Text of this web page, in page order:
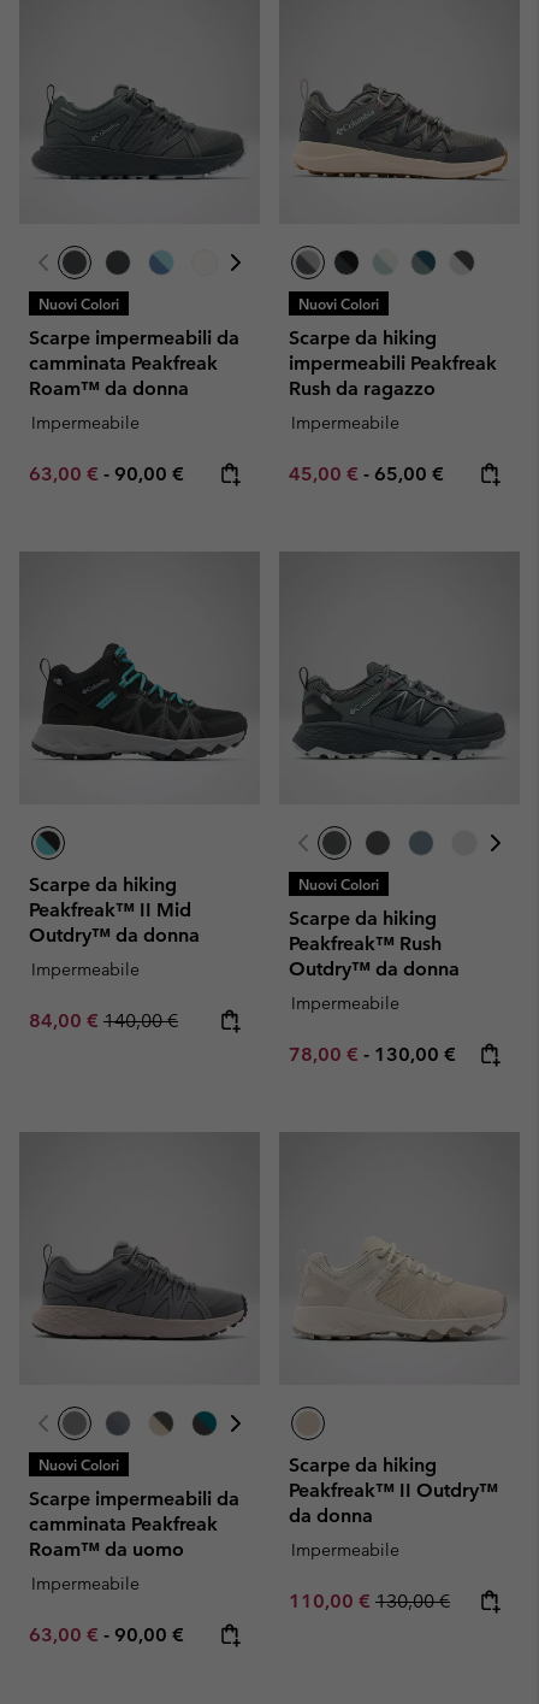
Nuovi Colori
Scarpe impermeabili da
camminata Peakfreak
Roam™ da donna
Impermeabile
Minimum sale price:
63,00 € - Maximum price:
90,00 €
Nuovi Colori
Scarpe da hiking
impermeabili Peakfreak
Rush da ragazzo
Impermeabile
Minimum sale price:
45,00 € - Maximum price:
65,00 €
Scarpe da hiking
Peakfreak™ II Mid
Outdry™ da donna
Impermeabile
Sale price:
84,00 € Regular price:
140,00 €
Nuovi Colori
Scarpe da hiking
Peakfreak™ Rush
Outdry™ da donna
Impermeabile
Minimum sale price:
78,00 € - Maximum price:
130,00 €
Nuovi Colori
Scarpe impermeabili da
camminata Peakfreak
Roam™ da uomo
Impermeabile
Minimum sale price:
63,00 € - Maximum price:
90,00 €
Scarpe da hiking
Peakfreak™ II Outdry™
da donna
Impermeabile
Sale price:
110,00 € Regular price:
130,00 €